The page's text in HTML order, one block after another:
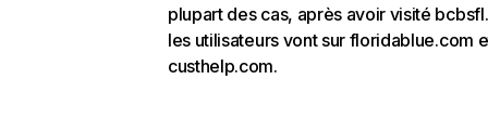
plupart des cas, après avoir visité
les utilisateurs vont sur floridablue.com
custhelp.com.